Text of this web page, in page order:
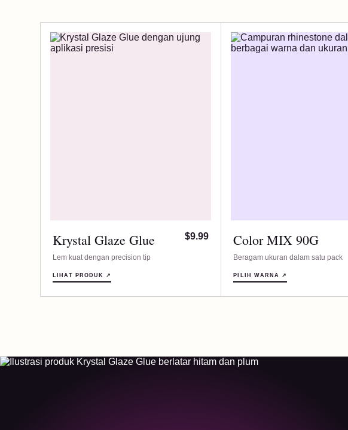
Krystal Glaze Glue
Lem kuat dengan precision tip
$9.99
LIHAT PRODUK ↗
Color MIX 90G
Beragam ukuran dalam satu pack
PILIH WARNA ↗